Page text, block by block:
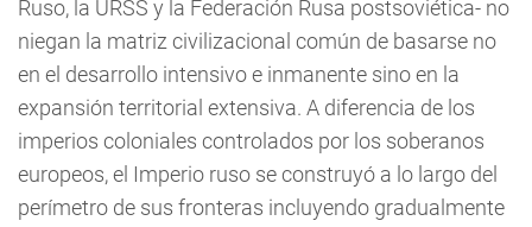
Ruso, la URSS y la Federación Rusa postsoviética- no
niegan la matriz civilizacional común de basarse no
en el desarrollo intensivo e inmanente sino en la
expansión territorial extensiva. A diferencia de los
imperios coloniales controlados por los soberanos
europeos, el Imperio ruso se construyó a lo largo del
perímetro de sus fronteras incluyendo gradualmente